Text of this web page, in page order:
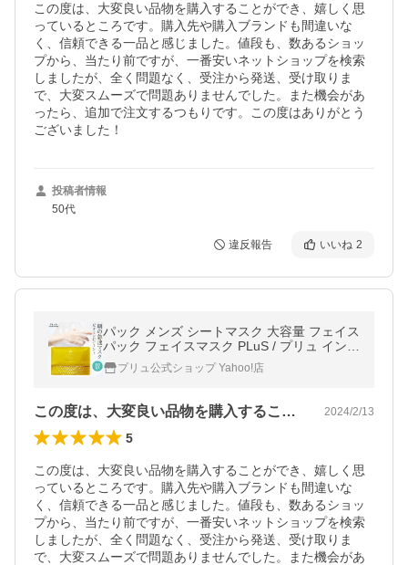
この度は、大変良い品物を購入することができ、嬉しく思
っているところです。購入先や購入ブランドも間違いな
く、信頼できる一品と感じました。値段も、数あるショッ
プから、当たり前ですが、一番安いネットショップを検索
しましたが、全く問題なく、受注から発送、受け取りま
で、大変スムーズで問題ありませんでした。また機会があ
ったら、追加で注文するつもりです。この度はありがとう
ございました！
投稿者情報
50代
違反報告 いいね 2
パック メンズ シートマスク 大容量 フェイス
パック フェイスマスク PLuS / プリュ インテ
ンシブ モーニングマスク 30枚入 ポイント利
用 プリュ公式ショップ Yahoo!店
この度は、大変良い品物を購入することが… 2024/2/13
5
この度は、大変良い品物を購入することができ、嬉しく思
っているところです。購入先や購入ブランドも間違いな
く、信頼できる一品と感じました。値段も、数あるショッ
プから、当たり前ですが、一番安いネットショップを検索
しましたが、全く問題なく、受注から発送、受け取りま
で、大変スムーズで問題ありませんでした。また機会があ